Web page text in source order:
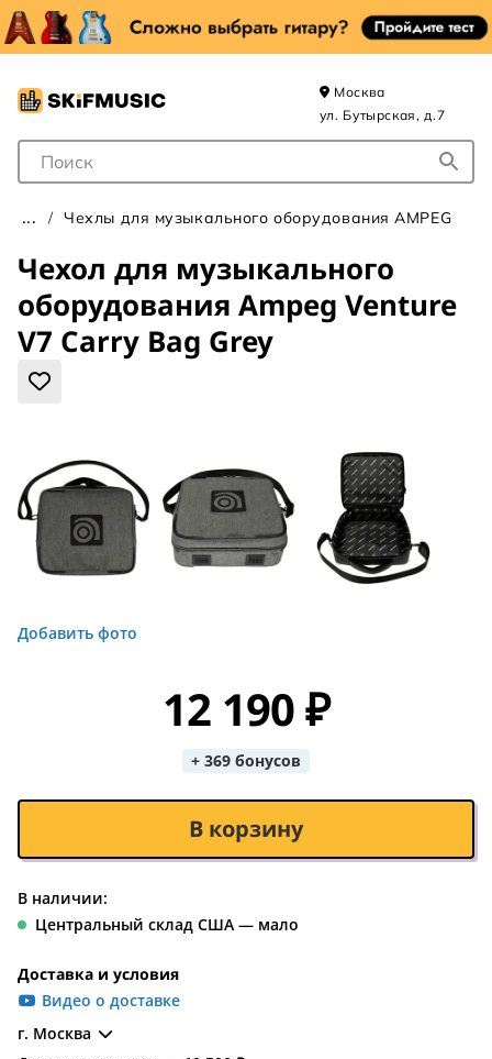
Поле для Поиска
Москва
ул. Бутырская, д.7
Чехлы для музыкального оборудования AMPEG
Чехол для музыкального
оборудования Ampeg Venture
V7 Carry Bag Grey
Добавить фото
12 190 ₽
+ 369 бонусов
В корзину
В наличии:
Центральный склад США — мало
Доставка и условия
Видео о доставке
г. Москва